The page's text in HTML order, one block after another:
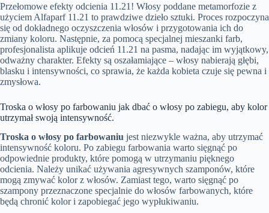
Przełomowe efekty odcienia 11.21! Włosy poddane metamorfozie z
użyciem Alfaparf 11.21 to prawdziwe dzieło sztuki. Proces rozpoczyna
się od dokładnego oczyszczenia włosów i przygotowania ich do
zmiany koloru. Następnie, za pomocą specjalnej mieszanki farb,
profesjonalista aplikuje odcień 11.21 na pasma, nadając im wyjątkowy,
odważny charakter. Efekty są oszałamiające – włosy nabierają głębi,
blasku i intensywności, co sprawia, że każda kobieta czuje się pewna i
zmysłowa.
Troska o włosy po farbowaniu jak dbać o włosy po zabiegu, aby kolor
utrzymał swoją intensywność.
Troska o włosy po farbowaniu jest niezwykle ważna, aby utrzymać
intensywność koloru. Po zabiegu farbowania warto sięgnąć po
odpowiednie produkty, które pomogą w utrzymaniu pięknego
odcienia. Należy unikać używania agresywnych szamponów, które
mogą zmywać kolor z włosów. Zamiast tego, warto sięgnąć po
szampony przeznaczone specjalnie do włosów farbowanych, które
będą chronić kolor i zapobiegać jego wypłukiwaniu.